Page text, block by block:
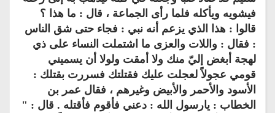
فيشويه ويأكله فلما رأى الجماعة ، قال : ما هذا ؟
قالوا : هذا الذي يزعم أنه نبي : فجاء حتى شق الناس
: فقال : واللات والعزى ما اشتملت النساء على ذي
لهجة أبغض إليّ منك ولا أمقت ولولا أن يسميني
قومي عجولاً لعجلت عليك فقتلتك فسررت بقتلك :
الأسود والأحمر والأبيض وغيرهم ، فقال عمر بن
الخطاب : يارسول الله : دعني فأقوم فأقتله . قال : "